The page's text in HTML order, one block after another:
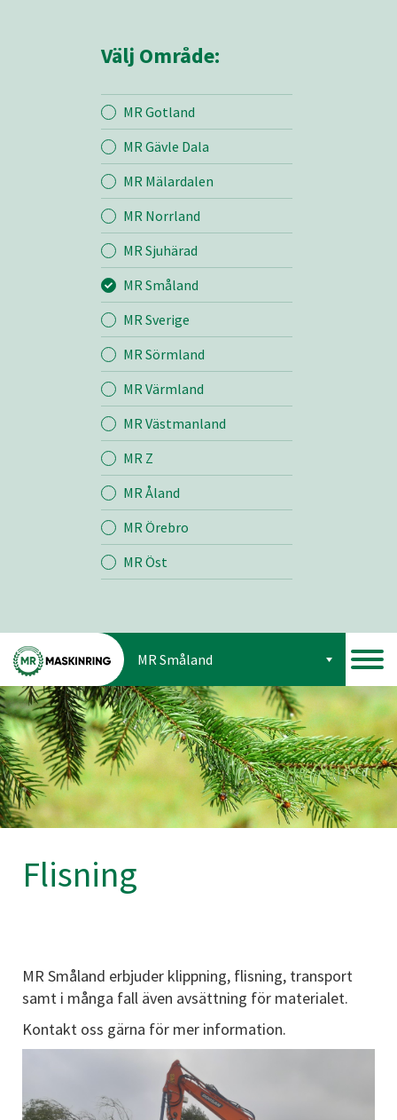
Mina sidor
MR Småland
Entreprenad
Bemanning
Välj Område:
MR Gotland
MR Gävle Dala
MR Mälardalen
MR Norrland
MR Sjuhärad
MR Småland
MR Sverige
MR Sörmland
MR Värmland
MR Västmanland
MR Z
MR Åland
MR Örebro
MR Öst
MR Småland
Flisning
MR Småland erbjuder klippning, flisning, transport
samt i många fall även avsättning för materialet.
Kontakt oss gärna för mer information.